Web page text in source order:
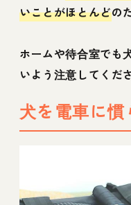
いことがほとんどの
ホームや待合室でも
いよう注意してくだ
犬を電車に